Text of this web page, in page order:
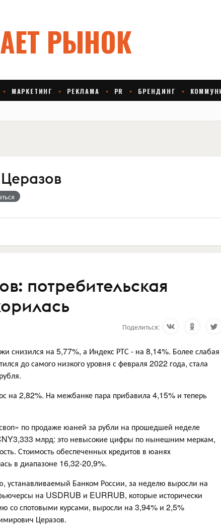
потребительская
Поделиться:
снизился на 5,77%, а Индекс РТС - на 8,14%. Более слабая
до самого низкого уровня с февраля 2022 года, стала
на 2,82%. На межбанке пара прибавила 4,15% и теперь
по продаже юаней за рубли на прошедшей неделе
млрд: это невысокие цифры по нынешним меркам,
Стоимость обеспеченных кредитов в юанях
в диапазоне 16,32-20,9%.
устанавливаемый Банком России, за неделю выросли на
на USDRUB и EURRUB, которые исторически
со спотовыми курсами, выросли на 3,94% и 2,5%
Церазов.